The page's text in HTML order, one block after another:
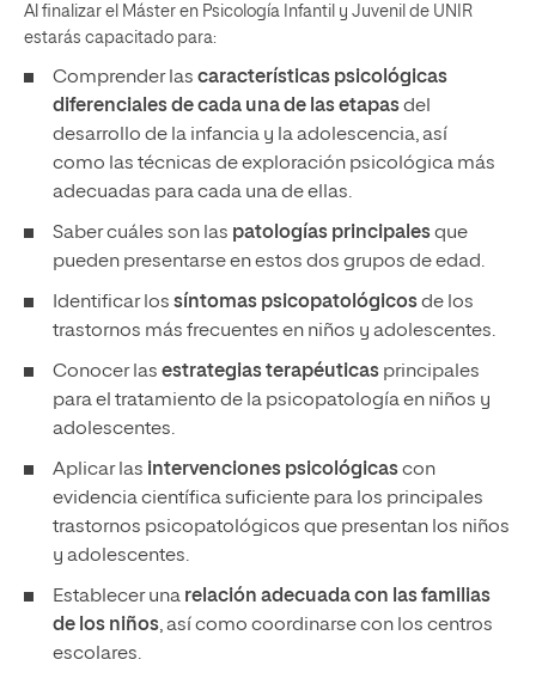
Al finalizar el Máster en Psicología Infantil y Juvenil de UNIR
estarás capacitado para:
Comprender las características psicológicas
diferenciales de cada una de las etapasdel
desarrollo de la infancia y la adolescencia, así
como las técnicas de exploración psicológica más
adecuadas para cada una de ellas.
Saber cuáles son las patologías principalesque
pueden presentarse en estos dos grupos de edad.
Identificar los síntomas psicopatológicosde los
trastornos más frecuentes en niños y adolescentes.
Conocer las estrategias terapéuticas principales
para el tratamiento de la psicopatología en niños y
adolescentes.
Aplicar las intervenciones psicológicascon
evidencia científica suficiente para los principales
trastornos psicopatológicos que presentan los niños
y adolescentes.
Establecer una relación adecuada con las familias
de los niños, así como coordinarse con los centros
escolares.